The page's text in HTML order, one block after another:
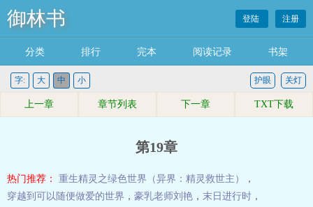
御林书 登陆 注册
分类 排行 完本 阅读记录 书架
字: 大 中 小 关灯
护眼
上一章 章节列表 下一章 TXT下载
第19章
热门推荐： 重生精灵之绿色世界（异界：精灵救世主）
，
穿越到可以随便做爱的世界 ， 豪乳老师刘艳 ， 末日进行时 ，